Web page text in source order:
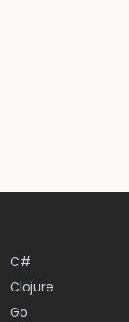
C#
Clojure
Go